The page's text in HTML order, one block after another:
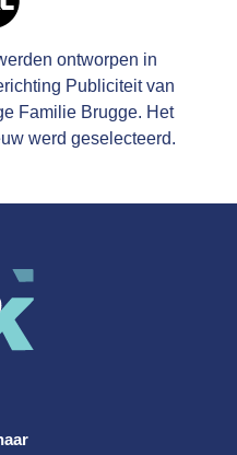
ontworpen in
Publiciteit van
Familie Brugge. Het
werd geselecteerd.